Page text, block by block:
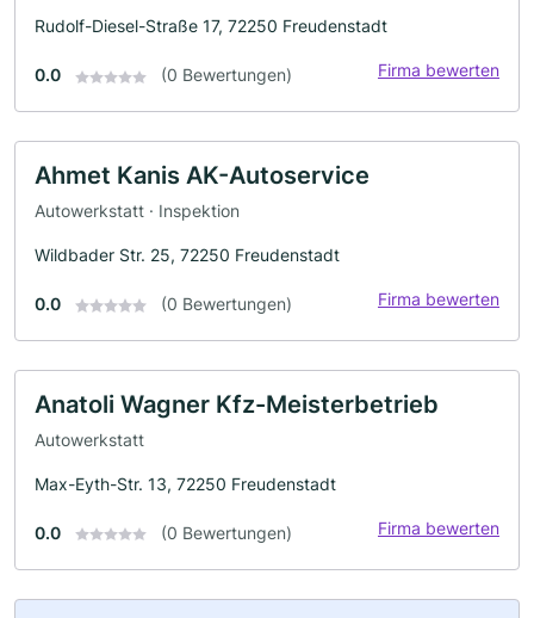
Rudolf-Diesel-Straße 17, 72250 Freudenstadt
0.0 (0 Bewertungen) Firma bewerten
Ahmet Kanis AK-Autoservice
Autowerkstatt · Inspektion
Wildbader Str. 25, 72250 Freudenstadt
0.0 (0 Bewertungen) Firma bewerten
Anatoli Wagner Kfz-Meisterbetrieb
Autowerkstatt
Max-Eyth-Str. 13, 72250 Freudenstadt
0.0 (0 Bewertungen) Firma bewerten